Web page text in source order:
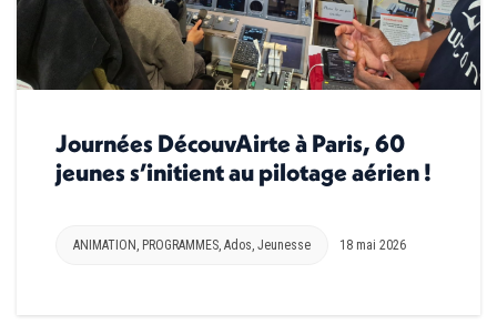
Journées DécouvAirte à Paris, 60
jeunes s’initient au pilotage aérien !
ANIMATION PROGRAMMES Ados Jeunesse 18 mai 2026